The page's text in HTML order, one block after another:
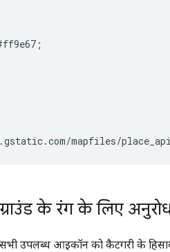
mapfiles/
के रंग के लिए
उपलब्ध आइकॉन को कैटगरी के